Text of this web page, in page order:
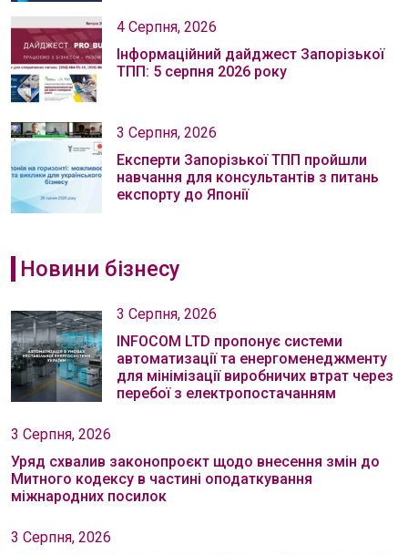
4 Серпня, 2026
Інформаційний дайджест Запорізької
ТПП: 5 серпня 2026 року
3 Серпня, 2026
Експерти Запорізької ТПП пройшли
навчання для консультантів з питань
експорту до Японії
Новини бізнесу
3 Серпня, 2026
INFOCOM LTD пропонує системи
автоматизації та енергоменеджменту
для мінімізації виробничих втрат через
перебої з електропостачанням
3 Серпня, 2026
Уряд схвалив законопроєкт щодо внесення змін до
Митного кодексу в частині оподаткування
міжнародних посилок
3 Серпня, 2026